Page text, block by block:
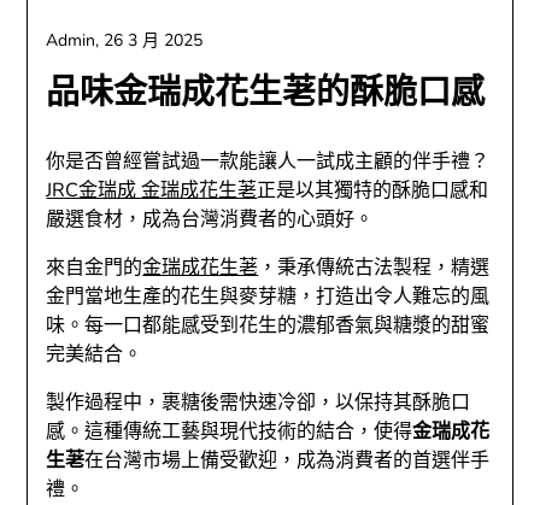
品味金瑞成花生荖的酥脆口感
Admin, 26 3 月 2025
你是否曾經嘗試過一款能讓人一試成主顧的伴手禮？
JRC金瑞成 金瑞成花生荖正是以其獨特的酥脆口感和
嚴選食材，成為台灣消費者的心頭好。
來自金門的金瑞成花生荖，秉承傳統古法製程，精選
金門當地生產的花生與麥芽糖，打造出令人難忘的風
味。每一口都能感受到花生的濃郁香氣與糖漿的甜蜜
完美結合。
製作過程中，裹糖後需快速冷卻，以保持其酥脆口
感。這種傳統工藝與現代技術的結合，使得金瑞成花
生荖在台灣市場上備受歡迎，成為消費者的首選伴手
禮。